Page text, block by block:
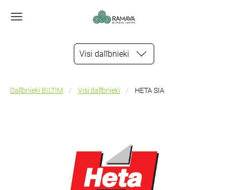
Visi dalībnieki
Dalībnieki BILTIM Visi dalībnieki HETA SIA